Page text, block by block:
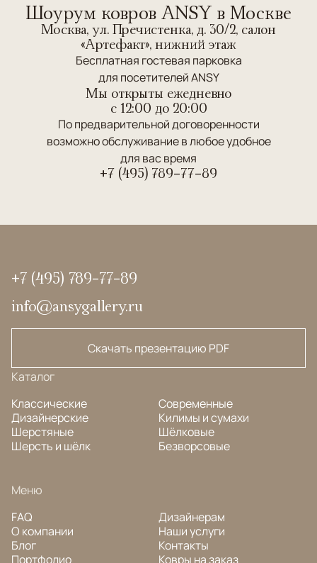
Шоурум ковров ANSY в Москве
Москва, ул. Пречистенка, д. 30/2, салон
«Артефакт», нижний этаж
Бесплатная гостевая парковка
для посетителей ANSY
Мы открыты ежедневно
c 12:00 до 20:00
По предварительной договоренности
возможно обслуживание в любое удобное
для вас время
+7 (495) 789-77-89
+7 (495) 789-77-89
info@ansygallery.ru
Скачать презентацию PDF
Каталог
Классические
Дизайнерские
Шерстяные
Шерсть и шёлк
Современные
Килимы и сумахи
Шёлковые
Безворсовые
Меню
FAQ
О компании
Блог
Портфолио
Дизайнерам
Наши услуги
Контакты
Ковры на заказ